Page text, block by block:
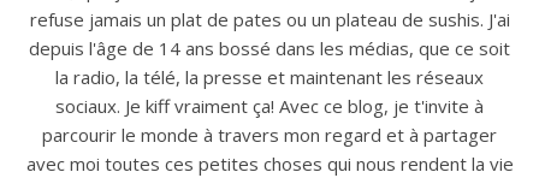
refuse jamais un plat de pates ou un plateau de sushis. J'ai
depuis l'âge de 14 ans bossé dans les médias, que ce soit
la radio, la télé, la presse et maintenant les réseaux
sociaux. Je kiff vraiment ça! Avec ce blog, je t'invite à
parcourir le monde à travers mon regard et à partager
avec moi toutes ces petites choses qui nous rendent la vie